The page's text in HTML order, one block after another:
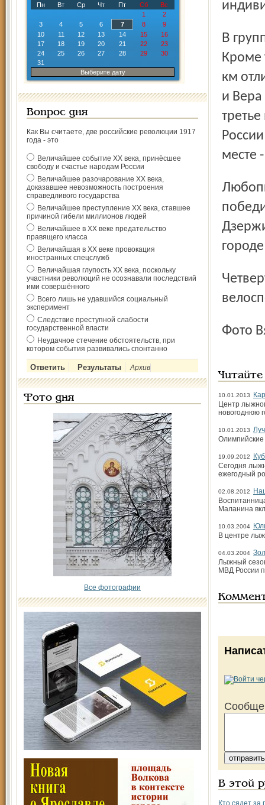
Пн
Вт Ср Чт Пт Сб
Вс
1
2
3
4 5 6 7 8
9
10
11 12 13 14 15
16
17
18 19 20 21 22
23
24
25 26 27 28 29
30
31
Выберите дату
Вопрос дня
Как Вы считаете, две российские революции 1917
года - это
Величайшее событие ХХ века, принёсшее
свободу и счастье народам России
Величайшее разочарование ХХ века,
доказавшее невозможность построения
справедливого государства
Величайшее преступление ХХ века, ставшее
причиной гибели миллионов людей
Величайшее в ХХ веке предательство
правящего класса
Величайшая в ХХ веке провокация
иностранных спецслужб
Величайшая глупость ХХ века, поскольку
участники революций не осознавали последствий
ими совершённого
Всего лишь не удавшийся социальный
эксперимент
Следствие преступной слабости
государственной власти
Неудачное стечение обстоятельств, при
котором события развивались спонтанно
Архив
Фото дня
Все фотографии
В групповой гонке на 60 кругов он финишировал третьим.
Кроме
км
и Вера
месте
Любопытно, что все ярославские велогонщики -
Четвертый, заключительный этап первенства России по
Фото
10.01.2013
Центр
новогоднюю
10.01.2013
19.09.2012
Сегодня
ежегодный
02.08.2012
Маланина
10.03.2004
В центре
04.03.2004
Лыжный
МВД России
В этой
Кто сядет за